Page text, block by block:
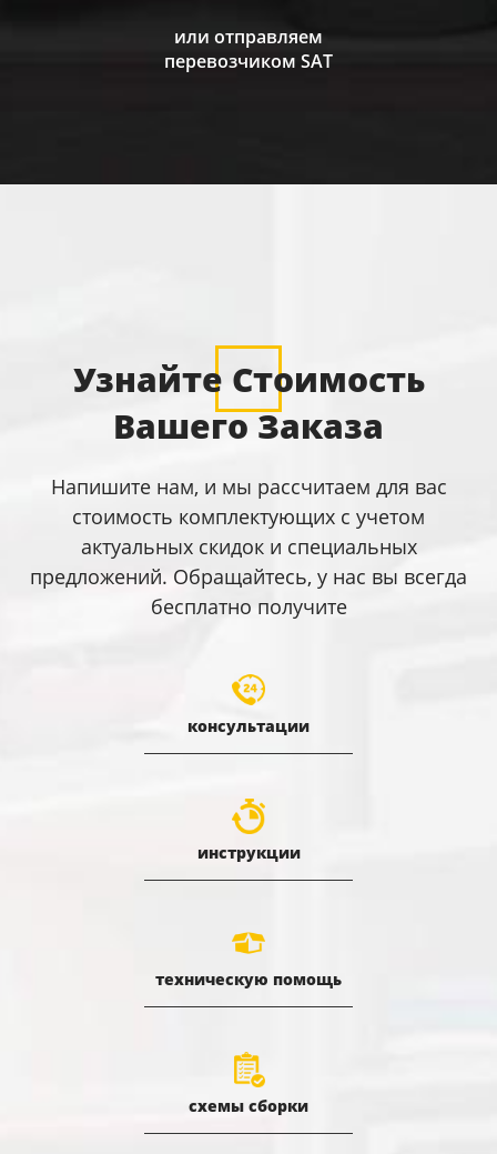
или отправляем
перевозчиком SAT
Узнайте Стоимость
Вашего Заказа
Напишите нам, и мы рассчитаем для вас
стоимость комплектующих с учетом
актуальных скидок и специальных
предложений. Обращайтесь, у нас вы всегда
бесплатно получите
консультации
инструкции
техническую помощь
схемы сборки